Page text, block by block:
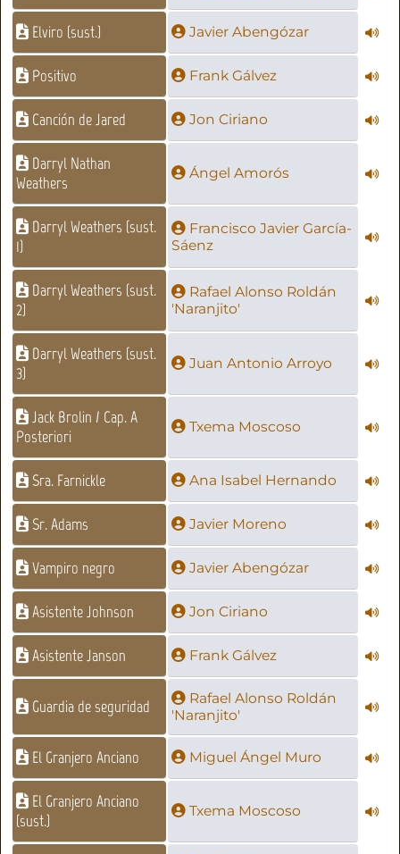
Elviro (sust.) Javier Abengózar
Positivo Frank Gálvez
Canción de Jared Jon Ciriano
Darryl Nathan
Weathers
Ángel Amorós
Darryl Weathers (sust.
1)
Francisco Javier García-
Sáenz
Darryl Weathers (sust.
2)
Rafael Alonso Roldán
'Naranjito'
Darryl Weathers (sust.
3)
Juan Antonio Arroyo
Jack Brolin / Cap. A
Posteriori
Txema Moscoso
Sra. Farnickle Ana Isabel Hernando
Sr. Adams Javier Moreno
Vampiro negro Javier Abengózar
Asistente Johnson Jon Ciriano
Asistente Janson Frank Gálvez
Guardia de seguridad
Rafael Alonso Roldán
'Naranjito'
El Granjero Anciano Miguel Ángel Muro
El Granjero Anciano
(sust.)
Txema Moscoso